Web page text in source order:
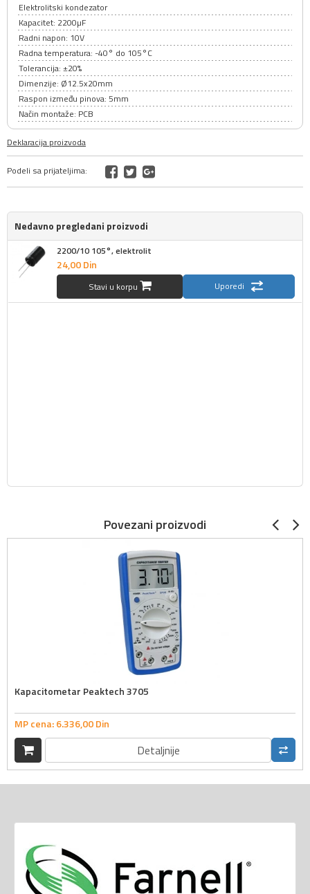
Elektrolitski kondezator
Kapacitet: 2200µF
Radni napon: 10V
Radna temperatura: -40° do 105°C
Tolerancija: ±20%
Dimenzije: Ø12.5x20mm
Raspon između pinova: 5mm
Način montaže: PCB
Deklaracija proizvoda
Podeli sa prijateljima:
Nedavno pregledani proizvodi
2200/10 105°, elektrolit
24,00Din
Stavi u korpu Uporedi
Povezani proizvodi
Kapacitometar Peaktech 3705
MP cena:6.336,00Din
Detaljnije